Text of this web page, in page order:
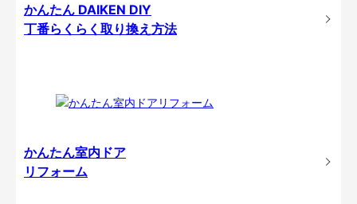
かんたん DAIKEN DIY
丁番らくらく取り換え方法
かんたん室内ドア
リフォーム